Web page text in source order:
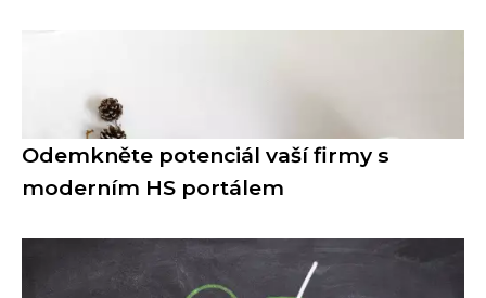
Odemkněte potenciál vaší firmy s
moderním HS portálem